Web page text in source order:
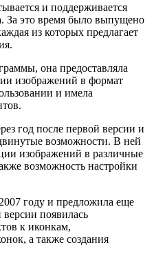
и поддерживается
За это время было выпущено
из которых предлагает
она предоставляла
изображений в формат
и имела
год после первой версии и
возможности. В ней
изображений в различные
возможность настройки
году и предложила еще
появилась
к иконкам,
а также создания